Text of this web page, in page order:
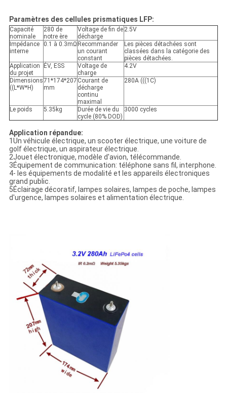
Paramètres des cellules prismatiques LFP:
Capacité
nominale
280 de
notre ère
Voltage de fin de
décharge
2.5V
Impédance
interne
0.1 à 0.3mΩ Recommander
un courant
constant
Les pièces détachées sont
classées dans la catégorie des
pièces détachées.
Application
du projet
ÉV, ESS
Voltage de
charge
4.2V
Dimensions
((L*W*H)
71*174*207
mm
Courant de
décharge
continu
maximal
280A (((1C)
Le poids 5.35kg
Durée de vie du
cycle (80% DOD)
3000 cycles
Application répandue:
1Un véhicule électrique, un scooter électrique, une voiture de
golf électrique, un aspirateur électrique.
2Jouet électronique, modèle d'avion, télécommande.
3Équipement de communication: téléphone sans fil, interphone.
4- les équipements de modalité et les appareils électroniques
grand public.
5Éclairage décoratif, lampes solaires, lampes de poche, lampes
d'urgence, lampes solaires et alimentation électrique.